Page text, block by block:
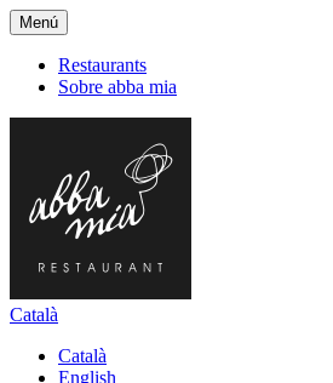
Menú
Restaurants
Sobre abba mia
Català
Català
English